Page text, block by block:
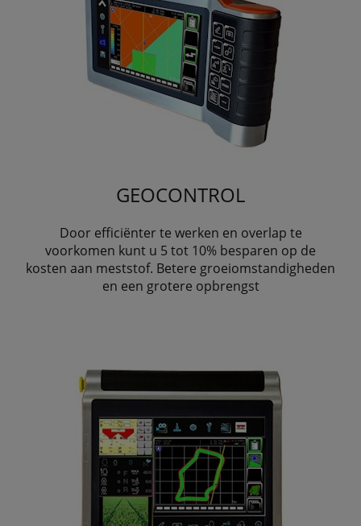
GEOCONTROL
Door efficiënter te werken en overlap te
voorkomen kunt u 5 tot 10% besparen op de
kosten aan meststof. Betere groeiomstandigheden
en een grotere opbrengst